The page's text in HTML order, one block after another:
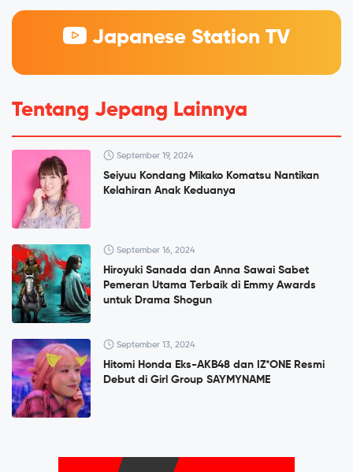
Japanese Station TV
Tentang Jepang Lainnya
September 19, 2024
Seiyuu Kondang Mikako Komatsu Nantikan
Kelahiran Anak Keduanya
September 16, 2024
Hiroyuki Sanada dan Anna Sawai Sabet
Pemeran Utama Terbaik di Emmy Awards
untuk Drama Shogun
September 13, 2024
Hitomi Honda Eks-AKB48 dan IZ*ONE Resmi
Debut di Girl Group SAYMYNAME